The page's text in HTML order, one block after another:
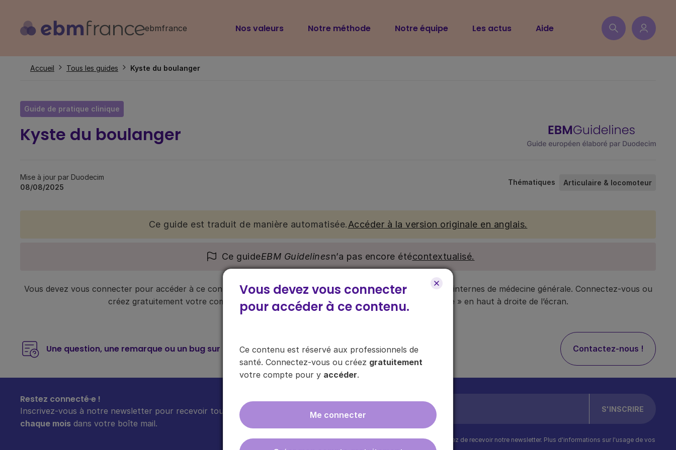
contenu
ebmfrance
Navigation
Nos valeurs Notre méthode Notre équipe Les actus Aide
Vous devez vous connecter
pour accéder à ce contenu.
Ce contenu est réservé aux professionnels de
santé. Connectez-vous ou créez gratuitement
votre compte pour y accéder.
Me connecter
Fil
Accueil Tous les guides Kyste du boulanger
Guide de pratique clinique
Kyste du boulanger
Mise à jour par Duodecim
08/08/2025
Thématiques Articulaire & locomoteur
Ce guide est traduit de manière automatisée.Accéder à la version originale en anglais.
Ce guideEBM Guidelinesn’a pas encore étécontextualisé.
Vous devez vous connecter pour accéder à ce contenu. Ce contenu est réservé aux médecins généralistes et internes de médecine générale. Connectez-vous ou
créez gratuitement votre compte pour y accéder, via le bouton « Se connecter/s’inscrire » en haut à droite de l’écran.
Une question, une remarque ou un bug sur ce contenu ? Contactez-nous !
Restez connecté·e !
Inscrivez-vous à notre newsletter pour recevoir toutes les infos sur nos guides
chaque mois dans votre boîte mail.
En cliquant sur "s'inscrire", vous acceptez de recevoir notre newsletter. Plus d'informations sur l'usage de vos
donnéesici .